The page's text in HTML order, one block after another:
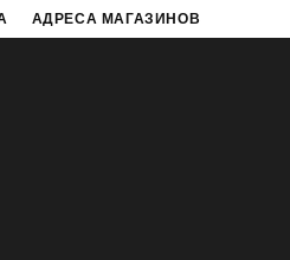
АДРЕСА МАГАЗИНОВ